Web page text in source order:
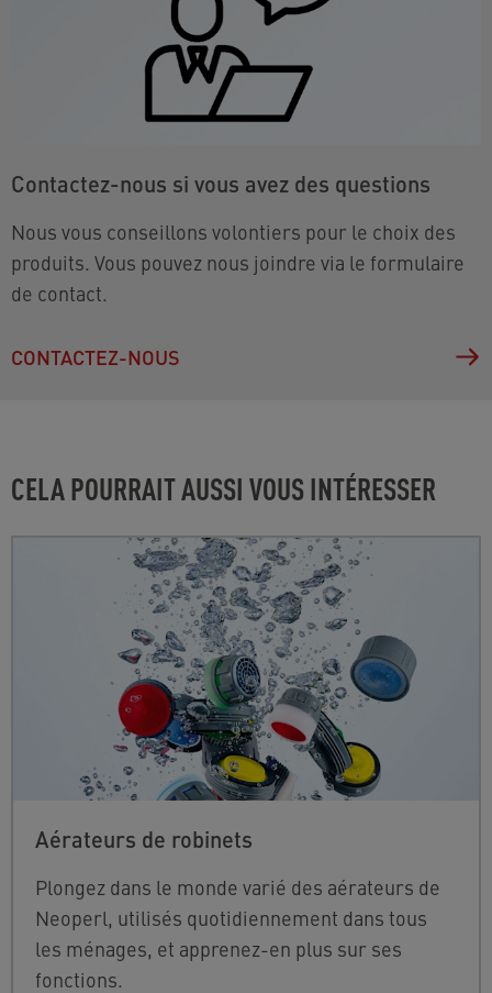
Contactez-nous si vous avez des questions
Nous vous conseillons volontiers pour le choix des
produits. Vous pouvez nous joindre via le formulaire
de contact.
CONTACTEZ-NOUS
CELA POURRAIT AUSSI VOUS INTÉRESSER
Aérateurs de robinets
Plongez dans le monde varié des aérateurs de
Neoperl, utilisés quotidiennement dans tous
les ménages, et apprenez-en plus sur ses
fonctions.